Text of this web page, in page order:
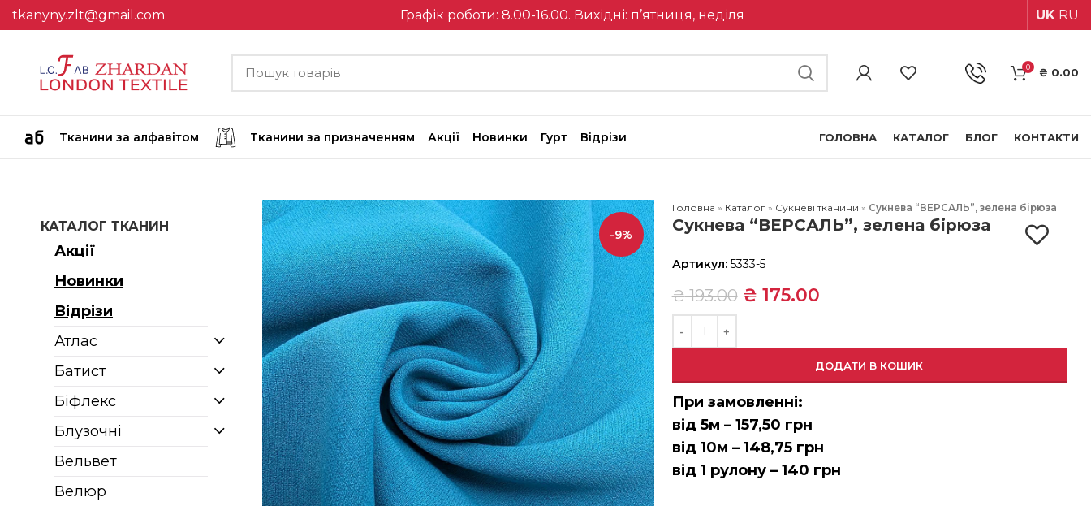
tkanyny.zlt@gmail.com Графік роботи: 8.00-16.00. Вихідні: п’ятниця, неділя UK RU
0 ₴ 0.00
Тканини за алфавітом Тканини за призначенням Акції Новинки Гурт Відрізи ГОЛОВНА КАТАЛОГ БЛОГ КОНТАКТИ
КАТАЛОГ ТКАНИН
Акції
Новинки
Відрізи
Атлас
Батист
Біфлекс
Блузочні
Вельвет
Велюр
-9%
Головна » Каталог» Сукневі тканини » Сукнева “ВЕРСАЛЬ”, зелена бірюза
Сукнева “ВЕРСАЛЬ”, зелена бірюза
Артикул: 5333-5
₴193.00 ₴ 175.00
ДОДАТИ В КОШИК
При замовленні:
від 5м – 157,50 грн
від 10м – 148,75 грн
від 1 рулону – 140 грн